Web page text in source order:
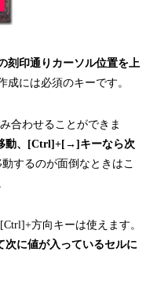
刻印通りカーソル位置を上
成には必須のキーです。
合わせることができま
動、[Ctrl]+[→]キーなら次
するのが面倒なときはこ
方向キーは使えます。
に値が入っているセルに